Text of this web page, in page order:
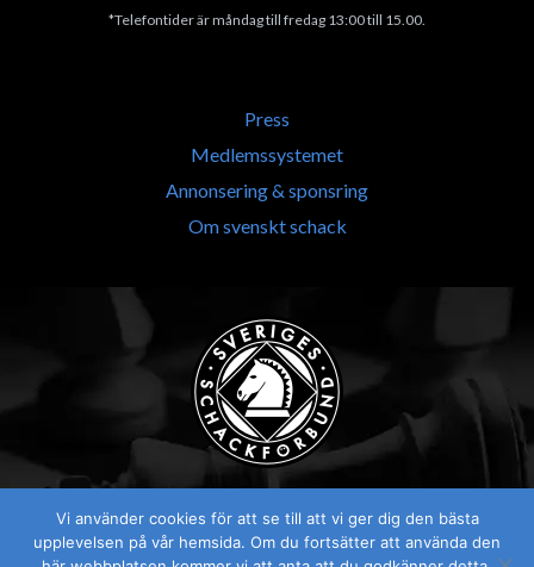
*Telefontider är måndag till fredag 13:00 till 15.00.
Press
Medlemssystemet
Annonsering & sponsring
Om svenskt schack
Vi använder cookies för att se till att vi ger dig den bästa
upplevelsen på vår hemsida. Om du fortsätter att använda den